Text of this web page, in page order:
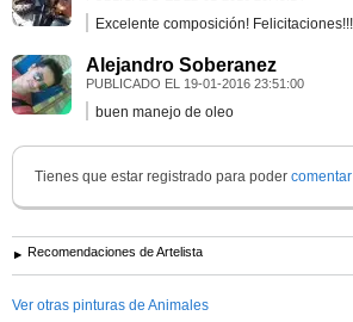
Excelente composición!
Alejandro Soberanez
PUBLICADO EL 19-01-2016 23:51:00
buen manejo de oleo
Tienes que estar registrado para poder comentar
Recomendaciones de Artelista
Ver otras pinturas de Animales